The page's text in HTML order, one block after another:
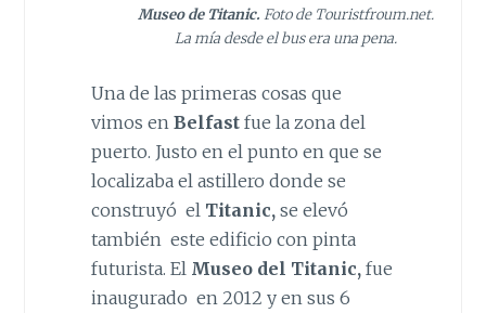
Museo de Titanic. Foto de Touristfroum.net.
La mía desde el bus era una pena.
Una de las primeras cosas que
vimos en Belfastfue la zona del
puerto. Justo en el punto en que se
localizaba el astillero donde se
construyó el Titanic, se elevó
también este edificio con pinta
futurista. El Museo del Titanic, fue
inaugurado en 2012 y en sus 6